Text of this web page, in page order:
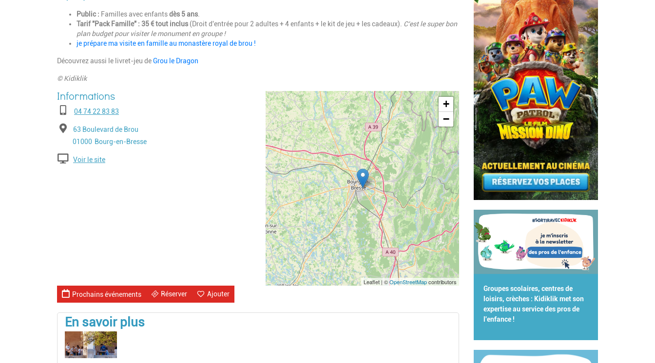
Public : Familles avec enfantsdès 5 ans
Tarif "Pack Famille" : 35 € tout inclus (Droit d'entrée pour 2 adultes + 4 enfants + le kit de jeu + les cadeaux). C'est le super bon
plan budget pour visiter le monument en groupe !
je prépare ma visite en famille au monastère royal de brou !
Découvrez aussi le livret-jeu deGrou le Dragon
© Kidiklik
Téléphone04 74 22 83 83
Adresse63 Boulevard de Brou
Code postal
01000 Ville
Bourg-en-Bresse
Voir le site
Geolocalisation
+
−
Leaflet | ©OpenStreetMapcontributors
Ajouter
Réserver
Prochains événements
En savoir plus
Groupes scolaires, centres de
loisirs, crèches : Kidiklik met son
expertise au service des pros de
l'enfance !